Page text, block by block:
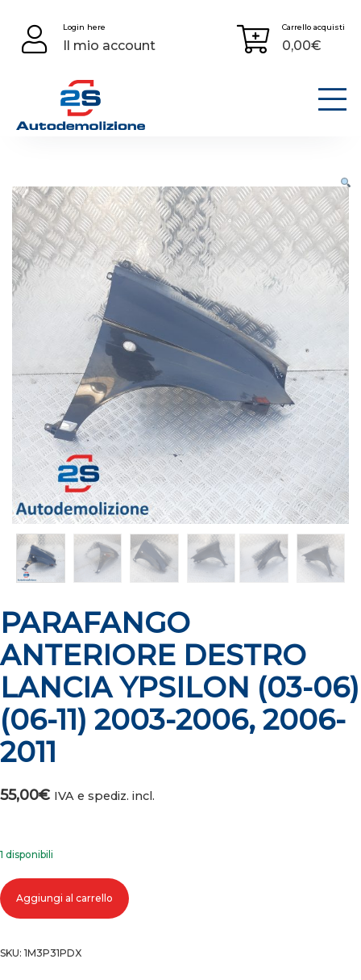
content
Login here
Il mio account
Carrello acquisti
0,00€
PARAFANGO
ANTERIORE DESTRO
LANCIA YPSILON (03-06)
(06-11) 2003-2006, 2006-
2011
55,00€ IVA e spediz. incl.
1 disponibili
PARAFANGO ANTERIORE DESTRO LANCIA YPSILON (03-06) (06-11)
2006, 2006-2011 quantità
Aggiungi al carrello
SKU: 1M3P31PDX